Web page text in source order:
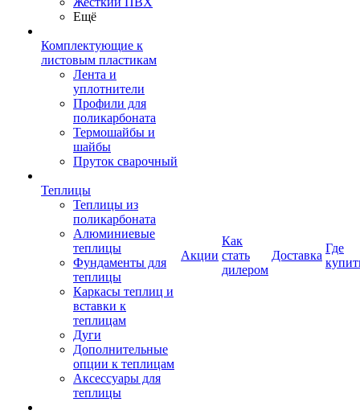
Ещё
Комплектующие к
листовым пластикам
Лента и
уплотнители
Профили для
поликарбоната
Термошайбы и
шайбы
Пруток сварочный
Теплицы
Теплицы из
поликарбоната
Алюминиевые
теплицы
Фундаменты для
теплицы
Каркасы теплиц и
вставки к
теплицам
Дуги
Дополнительные
опции к теплицам
Аксессуары для
теплицы
Акции
Как
стать
дилером
Доставка
Где